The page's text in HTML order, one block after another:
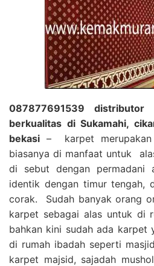
087877691539
berkualitas di Sukamahi,
bekasi – karpet
biasanya di manfaat untuk
di sebut dengan permadani
identik dengan timur tengah,
corak. Sudah banyak orang
karpet sebagai alas untuk di
bahkan kini sudah ada karpet
di rumah ibadah seperti
karpet majsid, sajadah